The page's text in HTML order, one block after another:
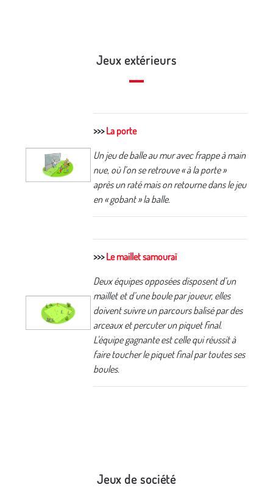
Jeux extérieurs
>>>La porte
Un jeu de balle au mur avec frappe à main
nue, où l’on se retrouve « à la porte »
après un raté mais on retourne dans le jeu
en « gobant » la balle.
>>>Le maillet samouraï
Deux équipes opposées disposent d’un
maillet et d’une boule par joueur, elles
doivent suivre un parcours balisé par des
arceaux et percuter un piquet final.
L'équipe gagnante est celle qui réussit à
faire toucher le piquet final par toutes ses
boules.
Jeux de société